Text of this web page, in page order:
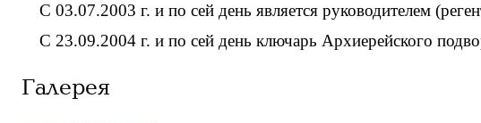
С 03.07.2003 г. и по сей день является руководителем
С 23.09.2004 г. и по сей день ключарь Архиерейского
Галерея